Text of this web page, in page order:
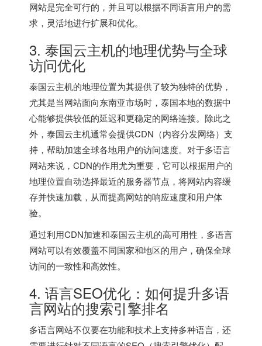
网站是完全可行的，并且可以根据不同语言用户的需
求，灵活地进行扩展和优化。
3. 泰国云主机的地理优势与全球
访问优化
泰国云主机的地理位置为其提供了较为独特的优势，
尤其是当网站面向东南亚市场时，泰国本地的数据中
心能够提供较低的延迟和更稳定的网络连接。除此之
外，泰国云主机通常会提供CDN（内容分发网络）支
持，帮助加速全球各地用户的访问速度。对于多语言
网站来说，CDN的作用尤为重要，它可以根据用户的
地理位置自动选择最近的服务器节点，将网站内容缓
存并快速加载，从而提高网站的响应速度和用户体
验。
通过利用CDN加速和泰国云主机的高可用性，多语言
网站可以有效覆盖不同国家和地区的用户，确保全球
访问的一致性和高效性。
4. 语言SEO优化：如何提升多语
言网站的搜索引擎排名
多语言网站不仅要在功能和技术上支持多种语言，还